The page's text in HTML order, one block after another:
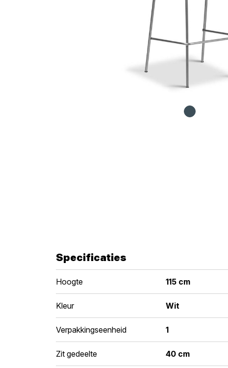
Specificaties
Hoogte 115 cm
Kleur Wit
Verpakkingseenheid 1
Zit gedeelte 40 cm